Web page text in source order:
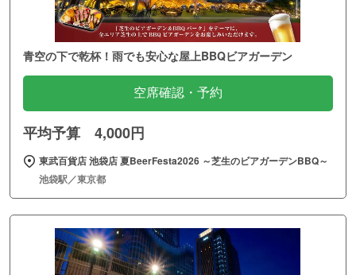
青空の下で乾杯！雨でも安心な屋上BBQビアガーデン
空席確認・予約
平均予算 4,000円
東武百貨店 池袋店 夏BeerFesta2026 ～芝生のビアガーデンBBQ～
池袋駅／東京都